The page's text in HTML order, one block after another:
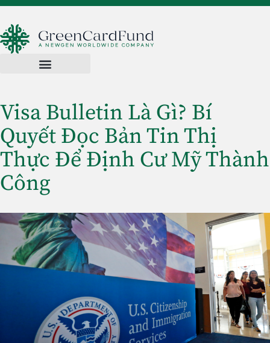
Visa Bulletin Là Gì? Bí
Quyết Đọc Bản Tin Thị
Thực Để Định Cư Mỹ Thành
Công